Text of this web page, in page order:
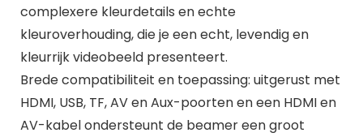
complexere kleurdetails en echte
kleuroverhouding, die je een echt, levendig en
kleurrijk videobeeld presenteert.
Brede compatibiliteit en toepassing: uitgerust met
HDMI, USB, TF, AV en Aux-poorten en een HDMI en
AV-kabel ondersteunt de beamer een groot